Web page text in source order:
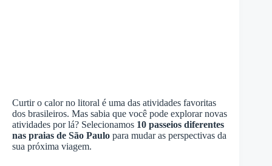
Curtir o calor no litoral é uma das atividades favoritas
dos brasileiros. Mas sabia que você pode explorar novas
atividades por lá? Selecionamos 10 passeios diferentes
nas praias de São Paulo para mudar as perspectivas da
sua próxima viagem.